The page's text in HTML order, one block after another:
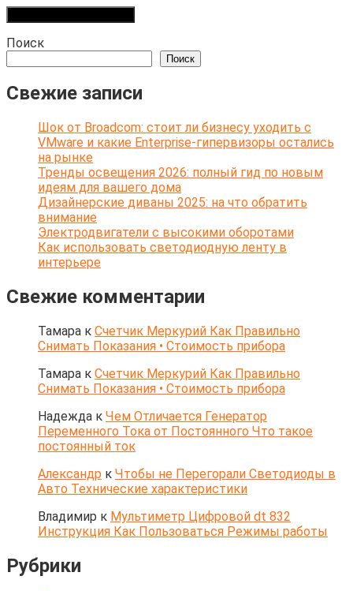
Поиск
Поиск
Свежие записи
Шок от Broadcom: стоит ли бизнесу уходить с
VMware и какие Enterprise-гипервизоры остались
на рынке
Тренды освещения 2026: полный гид по новым
идеям для вашего дома
Дизайнерские диваны 2025: на что обратить
внимание
Электродвигатели с высокими оборотами
Как использовать светодиодную ленту в
интерьере
Свежие комментарии
Тамара к Счетчик Меркурий Как Правильно
Снимать Показания • Стоимость прибора
Тамара к Счетчик Меркурий Как Правильно
Снимать Показания • Стоимость прибора
Надежда к Чем Отличается Генератор
Переменного Тока от Постоянного Что такое
постоянный ток
Александр к Чтобы не Перегорали Светодиоды в
Авто Технические характеристики
Владимир к Мультиметр Цифровой dt 832
Инструкция Как Пользоваться Режимы работы
Рубрики